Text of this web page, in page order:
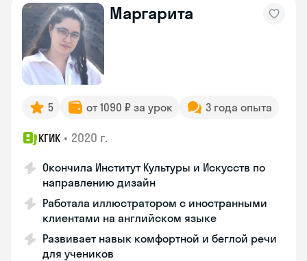
Маргарита
5 от 1090 ₽ за урок 3 года опыта
КГИК • 2020 г.
Окончила Институт Культуры и Искусств по
направлению дизайн
Работала иллюстратором с иностранными
клиентами на английском языке
Развивает навык комфортной и беглой речи
для учеников